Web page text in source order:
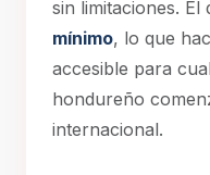
sin limitaciones. El
mínimo, lo que
accesible para
hondureño
internacional.